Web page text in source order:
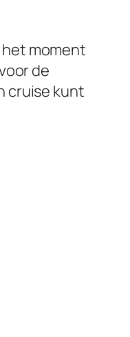
het moment
de
cruise kunt